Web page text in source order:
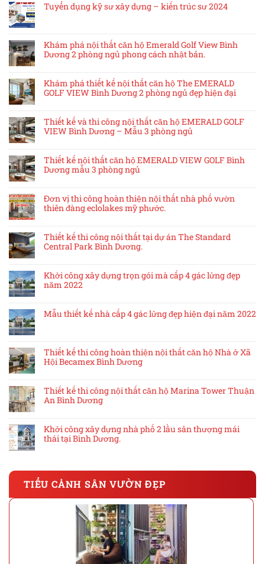
Tuyển dụng kỹ sư xây dựng – kiến trúc sư 2024
Khám phá nội thất căn hộ Emerald Golf View Bình
Dương 2 phòng ngủ phong cách nhật bản.
Khám phá thiết kế nội thất căn hộ The EMERALD
GOLF VIEW Bình Dương 2 phòng ngủ đẹp hiện đại
Thiết kế và thi công nội thất căn hộ EMERALD GOLF
VIEW Bình Dương – Mẫu 3 phòng ngủ
Thiết kế nội thất căn hộ EMERALD VIEW GOLF Bình
Dương mẫu 3 phòng ngủ
Đơn vị thi công hoàn thiện nội thất nhà phố vườn
thiên đàng eclolakes mỹ phước.
Thiết kế thi công nội thất tại dự án The Standard
Central Park Bình Dương.
Khởi công xây dựng trọn gói mà cấp 4 gác lửng đẹp
năm 2022
Mẫu thiết kế nhà cấp 4 gác lửng đẹp hiện đại năm 2022
Thiết kế thi công hoàn thiện nội thất căn hộ Nhà ở Xã
Hội Becamex Bình Dương
Thiết kế thi công nội thất căn hộ Marina Tower Thuận
An Bình Dương
Khởi công xây dựng nhà phố 2 lầu sân thượng mái
thái tại Bình Dương.
TIỂU CẢNH SÂN VƯỜN ĐẸP